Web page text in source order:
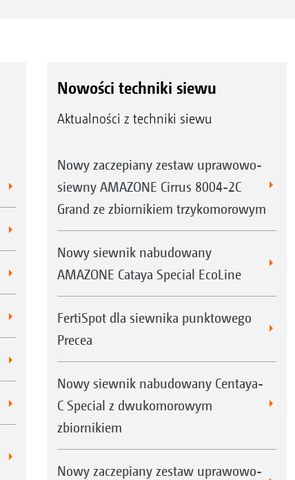
Nowości techniki siewu
Aktualności z techniki siewu
Nowy zaczepiany zestaw uprawowo-
siewny AMAZONE Cirrus 8004-2C
Grand ze zbiornikiem trzykomorowym
Nowy siewnik nabudowany
AMAZONE Cataya Special EcoLine
FertiSpot dla siewnika punktowego
Precea
Nowy siewnik nabudowany Centaya-
C Special z dwukomorowym
zbiornikiem
Nowy zaczepiany zestaw uprawowo-